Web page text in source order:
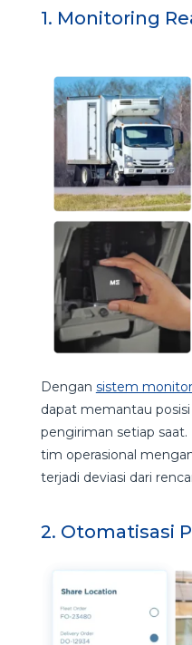
1. Monitoring
Dengan sistem
dapat memantau
pengiriman setiap
tim operasional
terjadi deviasi dari
2. Otomatisasi